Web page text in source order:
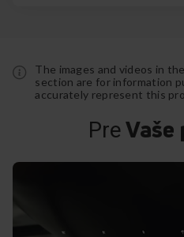
The images and videos in
section are for information
accurately represent this
PreVaše